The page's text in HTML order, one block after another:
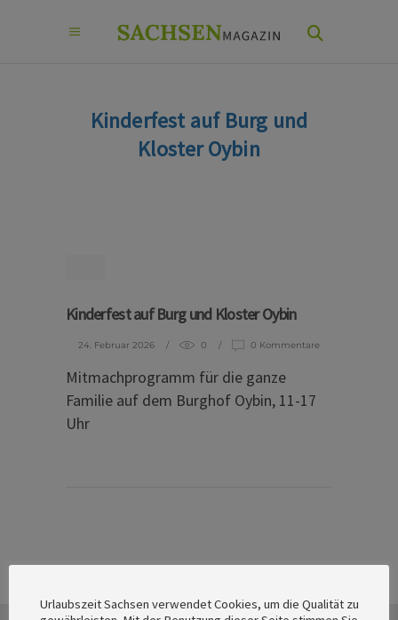
Kinderfest auf Burg und
Kloster Oybin
Kinderfest auf Burg und Kloster Oybin
24. Februar 2026 0 0 Kommentare
Mitmachprogramm für die ganze
Familie auf dem Burghof Oybin, 11-17
Uhr
Urlaubszeit Sachsen verwendet Cookies, um die Qualität zu